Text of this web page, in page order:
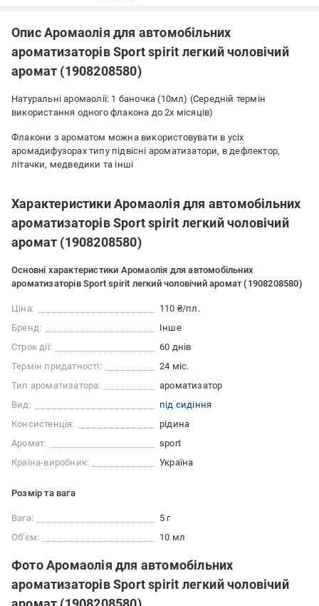
Опис Аромаолія для автомобільних
ароматизаторів Sport spirit легкий чоловічий
аромат (1908208580)
Натуральні аромаолії: 1 баночка (10мл) (Середній термін
використання одного флакона до 2х місяців)
Флакони з ароматом можна використовувати в усіх
аромадифузорах типу підвісні ароматизатори, в дефлектор,
літачки, медведики та інші
Характеристики Аромаолія для автомобільних
ароматизаторів Sport spirit легкий чоловічий
аромат (1908208580)
Основні характеристики Аромаолія для автомобільних
ароматизаторів Sport spirit легкий чоловічий аромат (1908208580)
Ціна:
110 ₴/пл.
Бренд:
Інше
Строк дії:
60 днів
Термін придатності:
24 міс.
Тип ароматизатора:
ароматизатор
Вид:
під сидіння
Консистенція:
рідина
Аромат:
sport
Країна-виробник:
Україна
Розмір та вага
Вага:
5 г
Об'єм:
10 мл
Фото Аромаолія для автомобільних
ароматизаторів Sport spirit легкий чоловічий